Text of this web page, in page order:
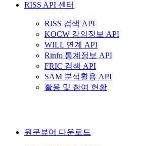
RISS API 센터
RISS 검색 API
KOCW 강의정보 API
WILL 연계 API
Rinfo 통계정보 API
FRIC 검색 API
SAM 분석활용 API
활용 및 참여 현황
원문뷰어 다운로드